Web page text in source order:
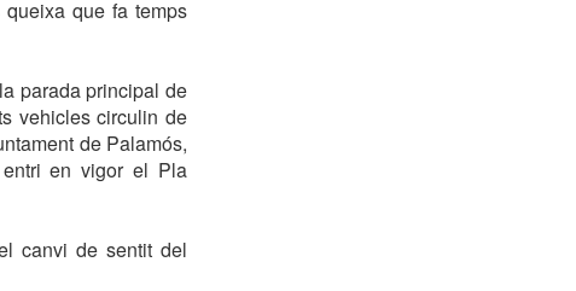
que fa temps
parada principal de
vehicles circulin de
de Palamós,
en vigor el Pla
canvi de sentit del